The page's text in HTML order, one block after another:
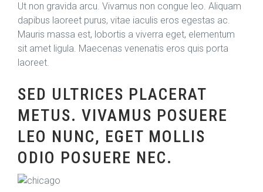
Ut non gravida arcu. Vivamus non congue leo. Aliquam
dapibus laoreet purus, vitae iaculis eros egestas ac.
Mauris massa est, lobortis a viverra eget, elementum
sit amet ligula. Maecenas venenatis eros quis porta
laoreet.
SED ULTRICES PLACERAT
METUS. VIVAMUS POSUERE
LEO NUNC, EGET MOLLIS
ODIO POSUERE NEC.